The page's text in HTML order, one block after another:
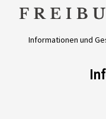
Informationen und